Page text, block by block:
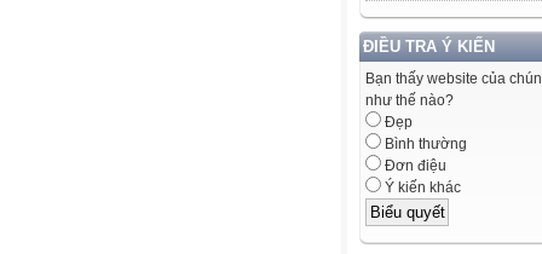
ĐIỀU TRA Ý KIẾN
Bạn thấy website của
như thế nào?
Đẹp
Bình thường
Đơn điệu
Ý kiến khác